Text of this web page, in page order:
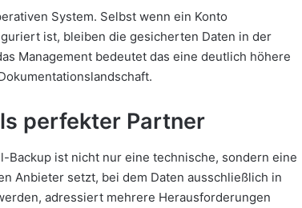
System. Selbst wenn ein Konto
ist, bleiben die gesicherten Daten in der
Management bedeutet das eine deutlich höhere
perfekter Partner
ist nicht nur eine technische, sondern eine
Anbieter setzt, bei dem Daten ausschließlich in
adressiert mehrere Herausforderungen